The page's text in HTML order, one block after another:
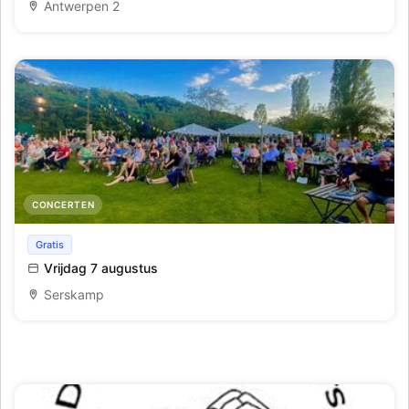
Antwerpen 2
CONCERTEN
Live optreden The Karma Collective
Gratis
Vrijdag 7 augustus
Serskamp